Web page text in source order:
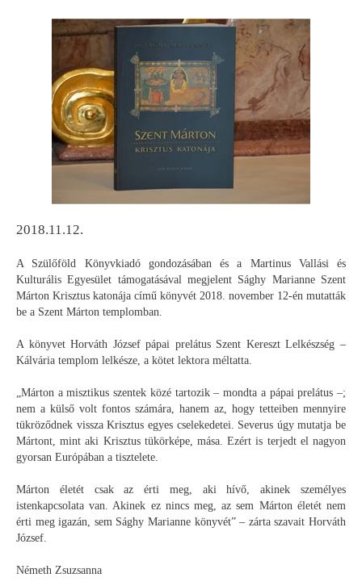
2018.11.12.
A Szülőföld Könyvkiadó gondozásában és a Martinus Vallási és
Kulturális Egyesület támogatásával megjelent Sághy Marianne Szent
Márton Krisztus katonája című könyvét 2018. november 12-én mutatták
be a Szent Márton templomban.
A könyvet Horváth József pápai prelátus Szent Kereszt Lelkészség –
Kálvária templom lelkésze, a kötet lektora méltatta.
„Márton a misztikus szentek közé tartozik – mondta a pápai prelátus –;
nem a külső volt fontos számára, hanem az, hogy tetteiben mennyire
tükröződnek vissza Krisztus egyes cselekedetei. Severus úgy mutatja be
Mártont, mint aki Krisztus tükörképe, mása. Ezért is terjedt el nagyon
gyorsan Európában a tisztelete.
Márton életét csak az érti meg, aki hívő, akinek személyes
istenkapcsolata van. Akinek ez nincs meg, az sem Márton életét nem
érti meg igazán, sem Sághy Marianne könyvét” – zárta szavait Horváth
József.
Németh Zsuzsanna